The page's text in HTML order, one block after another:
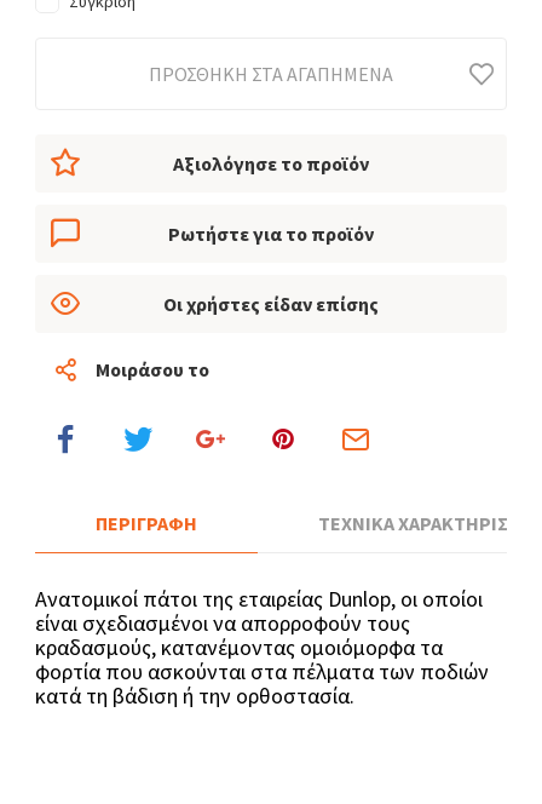
Αξιολόγησε το προϊόν
Ρωτήστε για το προϊόν
Οι χρήστες είδαν επίσης
Μοιράσου το
ΠΡΟΣΘΉΚΗ ΣΤΑ ΑΓΑΠΗΜΈΝΑ
ΠΕΡΙΓΡΑΦΗ ΤΕΧΝΙΚΑ
Ανατομικοί πάτοι της εταιρείας Dunlop, οι οποίοι
είναι σχεδιασμένοι να απορροφούν τους
κραδασμούς, κατανέμοντας ομοιόμορφα τα
φορτία που ασκούνται στα πέλματα των ποδιών
κατά τη βάδιση ή την ορθοστασία.